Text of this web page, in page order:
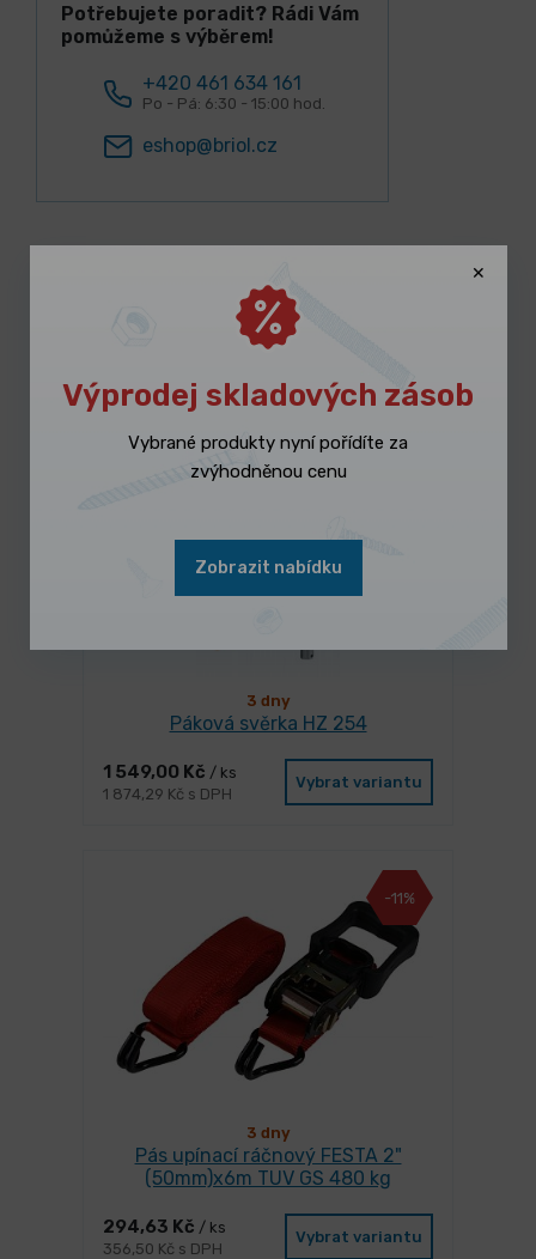
Potřebujete poradit? Rádi Vám
pomůžeme s výběrem!
+420 461 634 161
Po - Pá: 6:30 - 15:00 hod.
eshop@briol.cz
Lidé k tomuto produktu nejčastěji
kupují
3 dny
Páková svěrka HZ 254
1 549,00 Kč / ks
1 874,29 Kč s DPH
Vybrat variantu
-11%
3 dny
Pás upínací ráčnový FESTA 2"
(50mm)x6m TUV GS 480 kg
294,63 Kč / ks
356,50 Kč s DPH
Vybrat variantu
Výprodej skladových zásob
Vybrané produkty nyní pořídíte za
zvýhodněnou cenu
Zobrazit nabídku